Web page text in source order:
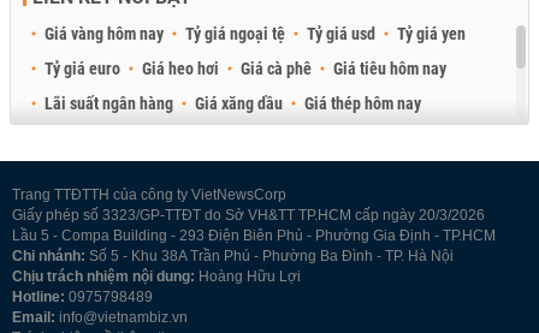
Giá vàng hôm nay Tỷ giá ngoại tệ Tỷ giá usd
Tỷ giá yen
Tỷ giá euro
Giá heo hơi Giá cà phê
Giá tiêu hôm nay
Lãi suất ngân hàng
Giá xăng dầu
Giá thép hôm nay
Trang TTĐTTH của công ty VietNewsCorp
Giấy phép số 3323/GP-TTĐT do Sở VH&TT TP.HCM cấp ngày 20/3/2026
Lầu 5 - Compa Building - 293 Điện Biên Phủ - Phường Gia Định - TP.HCM
Chi nhánh: Số 5 - Khu 38A Trần Phú - Phường Ba Đình - TP. Hà Nội
Chịu trách nhiệm nội dung: Hoàng Hữu Lợi
Hotline: 0975798489
Email: info@vietnambiz.vn